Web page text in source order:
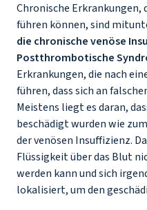
Chronische Erkrankungen,
führen können, sind
die chronische venöse
Postthrombotische
Erkrankungen, die nach
führen, dass sich an
Meistens liegt es daran,
beschädigt wurden wie
der venösen Insuffizienz.
Flüssigkeit über das Blut
werden kann und sich
lokalisiert, um den